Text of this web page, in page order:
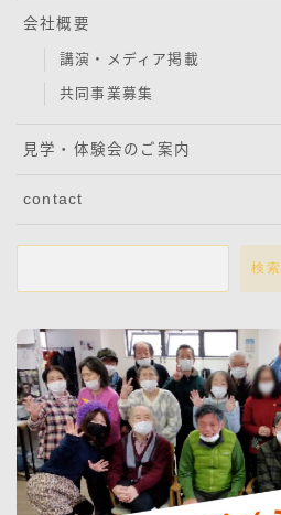
会社概要
講演・メディア掲載
共同事業募集
見学・体験会のご案内
contact
検索